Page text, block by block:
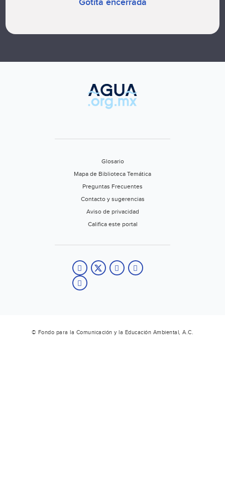
Gotita encerrada
Glosario
Mapa de Biblioteca Temática
Preguntas Frecuentes
Contacto y sugerencias
Aviso de privacidad
Califica este portal
© Fondo para la Comunicación y la Educación Ambiental, A.C.